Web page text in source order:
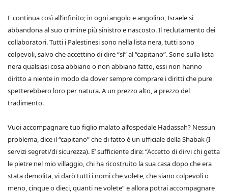
E continua così all’infinito; in ogni angolo e angolino, Israele si
abbandona al suo crimine più sinistro e nascosto. Il reclutamento dei
collaboratori. Tutti i Palestinesi sono nella lista nera, tutti sono
colpevoli, salvo che accettino di dire “sì” al “capitano”. Sono sulla lista
nera qualsiasi cosa abbiano o non abbiano fatto, essi non hanno
diritto a niente in modo da dover sempre comprare i diritti che pure
spetterebbero loro per natura. A un prezzo alto, a prezzo del
tradimento.
Vuoi accompagnare tuo figlio malato all’ospedale Hadassah? Nessun
problema, dice il “capitano” che di fatto è un ufficiale della Shabak (I
servizi segreti/di sicurezza). E’ sufficiente dire: “Accetto di dirvi chi getta
le pietre nel mio villaggio, chi ha ricostruito la sua casa dopo che era
stata demolita, vi darò tutti i nomi che volete, che siano colpevoli o
meno, cinque o dieci, quanti ne volete” e allora potrai accompagnare